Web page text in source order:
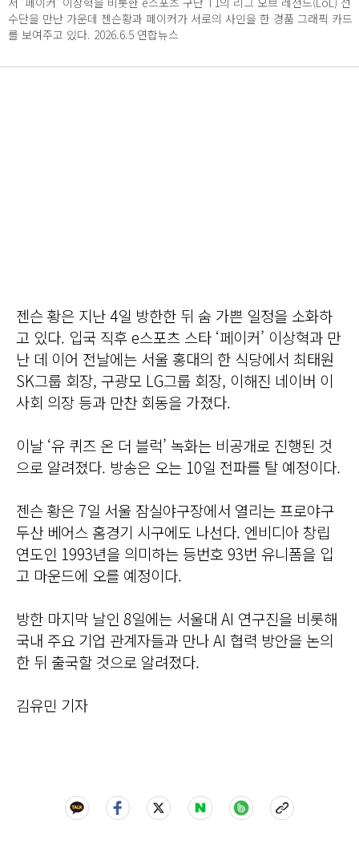
수단을 만난 가운데 젠슨황과 페이커가 서로의 사인을 한 경품 그래픽 카드
를 보여주고 있다. 2026.6.5 연합뉴스
젠슨 황은 지난 4일 방한한 뒤 숨 가쁜 일정을 소화하
고 있다. 입국 직후 e스포츠 스타 ‘페이커’ 이상혁과 만
난 데 이어 전날에는 서울 홍대의 한 식당에서 최태원
SK그룹 회장, 구광모 LG그룹 회장, 이해진 네이버 이
사회 의장 등과 만찬 회동을 가졌다.
이날 ‘유 퀴즈 온 더 블럭’ 녹화는 비공개로 진행된 것
으로 알려졌다. 방송은 오는 10일 전파를 탈 예정이다.
젠슨 황은 7일 서울 잠실야구장에서 열리는 프로야구
두산 베어스 홈경기 시구에도 나선다. 엔비디아 창립
연도인 1993년을 의미하는 등번호 93번 유니폼을 입
고 마운드에 오를 예정이다.
방한 마지막 날인 8일에는 서울대 AI 연구진을 비롯해
국내 주요 기업 관계자들과 만나 AI 협력 방안을 논의
한 뒤 출국할 것으로 알려졌다.
김유민 기자